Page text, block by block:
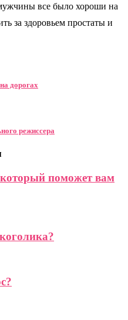
все было хороши на
за здоровьем простаты и
дорогах
режиссера
поможет вам